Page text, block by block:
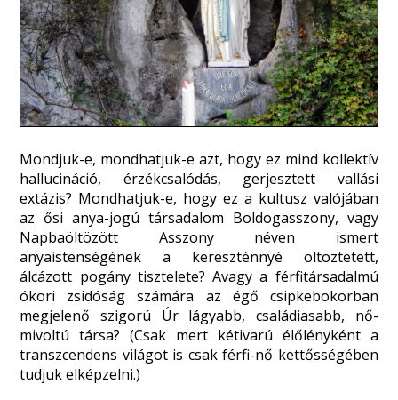
Mondjuk-e, mondhatjuk-e azt, hogy ez mind kollektív
hallucináció, érzékcsalódás, gerjesztett vallási
extázis? Mondhatjuk-e, hogy ez a kultusz valójában
az ősi anya-jogú társadalom Boldogasszony, vagy
Napbaöltözött Asszony néven ismert
anyaistenségének a kereszténnyé öltöztetett,
álcázott pogány tisztelete? Avagy a férfitársadalmú
ókori zsidóság számára az égő csipkebokorban
megjelenő szigorú Úr lágyabb, családiasabb, nő-
mivoltú társa? (Csak mert kétivarú élőlényként a
transzcendens világot is csak férfi-nő kettősségében
tudjuk elképzelni.)